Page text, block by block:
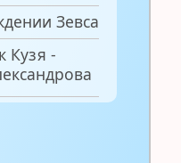
Зевса
Кузя -